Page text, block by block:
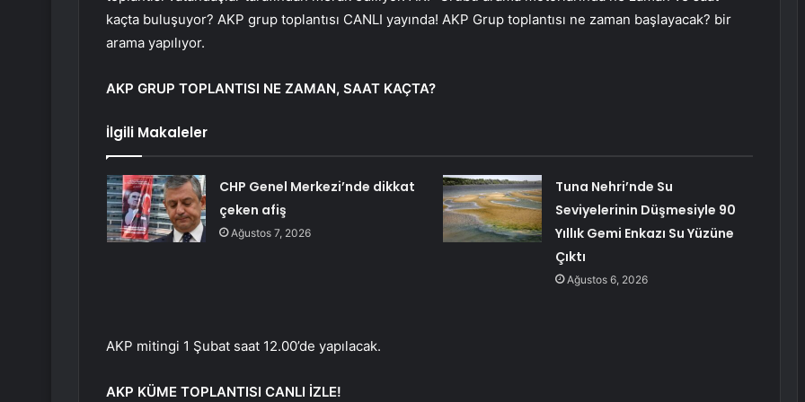
kaçta buluşuyor? AKP grup toplantısı CANLI yayında! AKP Grup toplantısı ne zaman başlayacak? bir
arama yapılıyor.
AKP GRUP TOPLANTISI NE ZAMAN, SAAT KAÇTA?
İlgili Makaleler
CHP Genel Merkezi’nde dikkat
çeken afiş
Ağustos 7, 2026
Tuna Nehri’nde Su
Seviyelerinin Düşmesiyle 90
Yıllık Gemi Enkazı Su Yüzüne
Çıktı
Ağustos 6, 2026
AKP mitingi 1 Şubat saat 12.00’de yapılacak.
AKP KÜME TOPLANTISI CANLI İZLE!